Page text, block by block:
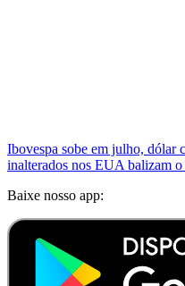
Ibovespa sobe em julho, dólar
inalterados nos EUA balizam o
Baixe nosso app: